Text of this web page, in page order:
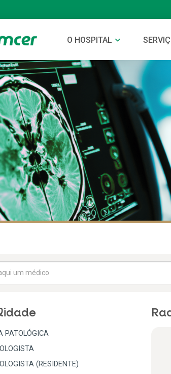
O HOSPITAL
PATOLÓGICA
(RESIDENTE)